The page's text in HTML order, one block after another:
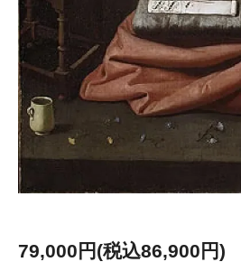
79,000円(税込86,900円)